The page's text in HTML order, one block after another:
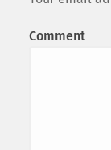
Comment